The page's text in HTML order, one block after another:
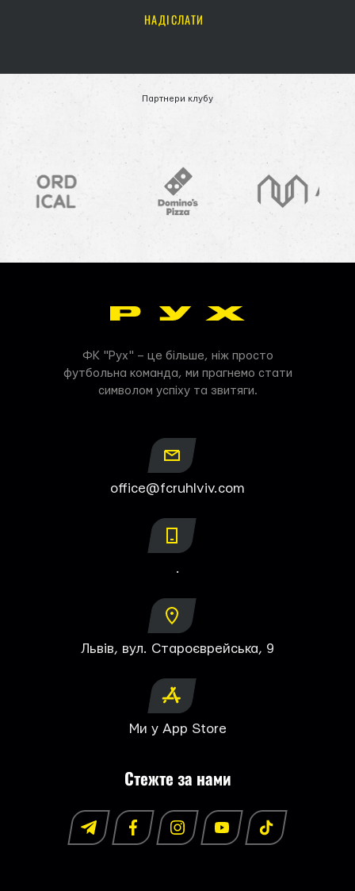
НАДІСЛАТИ
Партнери клубу
ФК "Рух" – це більше, ніж просто
футбольна команда, ми прагнемо стати
символом успіху та звитяги.
office@fcruhlviv.com
.
Львів, вул. Староєврейська, 9
Ми у App Store
Стежте за нами